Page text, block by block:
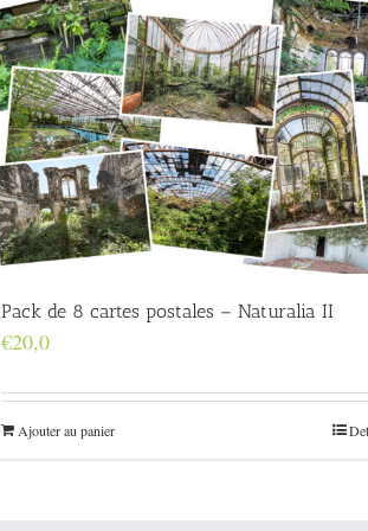
Pack de 8 cartes postales – Naturalia II
€20,0
Ajouter au panier